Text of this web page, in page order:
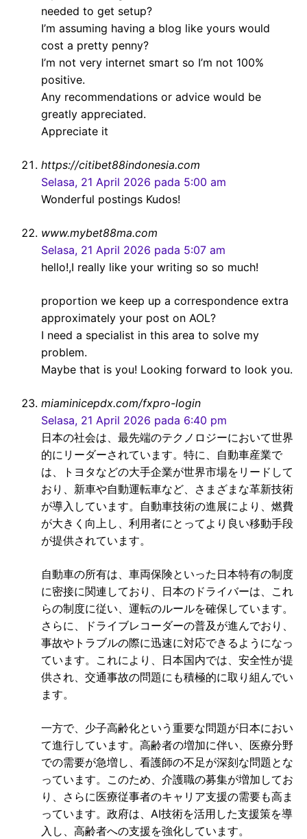
needed to get setup?
I’m assuming having a blog like yours would
cost a pretty penny?
I’m not very internet smart so I’m not 100%
positive.
Any recommendations or advice would be
greatly appreciated.
Appreciate it
https://citibet88indonesia.com
Selasa, 21 April 2026 pada 5:00 am
Wonderful postings Kudos!
www.mybet88ma.com
Selasa, 21 April 2026 pada 5:07 am
hello!,I really like your writing so so much!
proportion we keep up a correspondence extra
approximately your post on AOL?
I need a specialist in this area to solve my
problem.
Maybe that is you! Looking forward to look you.
miaminicepdx.com/fxpro-login
Selasa, 21 April 2026 pada 6:40 pm
日本の社会は、最先端のテクノロジーにおいて世界
的にリーダーされています。特に、自動車産業で
は、トヨタなどの大手企業が世界市場をリードして
おり、新車や自動運転車など、さまざまな革新技術
が導入しています。自動車技術の進展により、燃費
が大きく向上し、利用者にとってより良い移動手段
が提供されています。
自動車の所有は、車両保険といった日本特有の制度
に密接に関連しており、日本のドライバーは、これ
らの制度に従い、運転のルールを確保しています。
さらに、ドライブレコーダーの普及が進んでおり、
事故やトラブルの際に迅速に対応できるようになっ
ています。これにより、日本国内では、安全性が提
供され、交通事故の問題にも積極的に取り組んでい
ます。
一方で、少子高齢化という重要な問題が日本におい
て進行しています。高齢者の増加に伴い、医療分野
での需要が急増し、看護師の不足が深刻な問題とな
っています。このため、介護職の募集が増加してお
り、さらに医療従事者のキャリア支援の需要も高ま
っています。政府は、AI技術を活用した支援策を導
入し、高齢者への支援を強化しています。